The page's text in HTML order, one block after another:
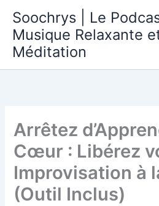
contenu
Soochrys | Le
Musique Relaxante
Méditation
Arrêtez
Cœur : Libérez
Improvisation à
(Outil Inclus)